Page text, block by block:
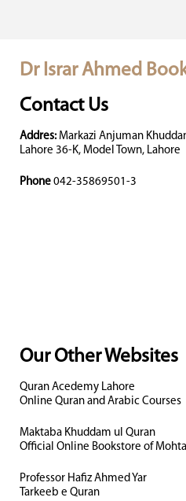
Dr Israr Ahmed
Contact Us
Addres: Markazi Anjuman
Lahore 36-K, Model Town, Lahore
Phone 042-35869501-3
Our Other Websites
Quran Acedemy Lahore
Online Quran and Arabic Courses
Maktaba Khuddam ul Quran
Official Online Bookstore of
Professor Hafiz Ahmed Yar
Tarkeeb e Quran